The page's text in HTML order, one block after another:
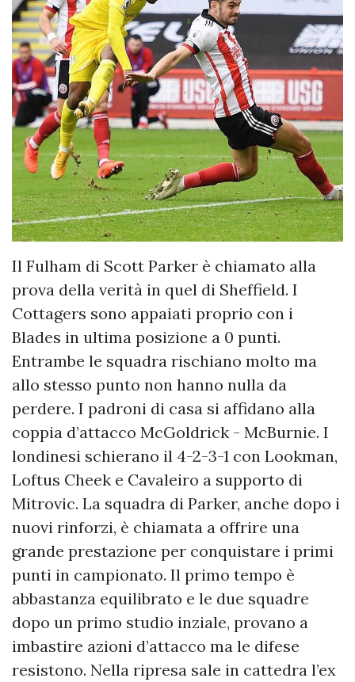
Il Fulham di Scott Parker è chiamato alla
prova della verità in quel di Sheffield. I
Cottagers sono appaiati proprio con i
Blades in ultima posizione a 0 punti.
Entrambe le squadra rischiano molto ma
allo stesso punto non hanno nulla da
perdere. I padroni di casa si affidano alla
coppia d’attacco McGoldrick - McBurnie. I
londinesi schierano il 4-2-3-1 con Lookman,
Loftus Cheek e Cavaleiro a supporto di
Mitrovic. La squadra di Parker, anche dopo i
nuovi rinforzi, è chiamata a offrire una
grande prestazione per conquistare i primi
punti in campionato. Il primo tempo è
abbastanza equilibrato e le due squadre
dopo un primo studio inziale, provano a
imbastire azioni d’attacco ma le difese
resistono. Nella ripresa sale in cattedra l’ex